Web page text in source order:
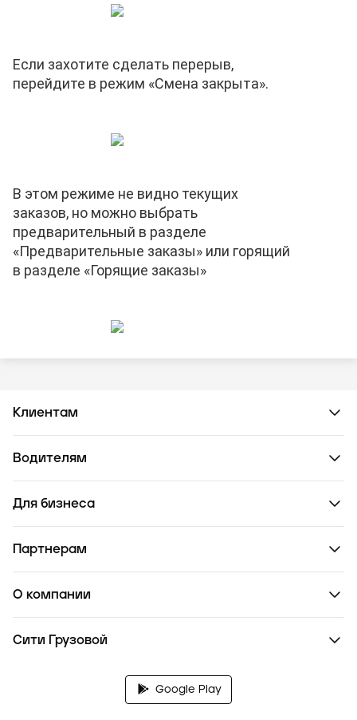
Если захотите сделать перерыв,
перейдите в режим «Смена закрыта».
В этом режиме не видно текущих
заказов, но можно выбрать
предварительный в разделе
«Предварительные заказы» или горящий
в разделе «Горящие заказы»
Клиентам
Водителям
Для бизнеса
Партнерам
О компании
Сити Грузовой
Google Play